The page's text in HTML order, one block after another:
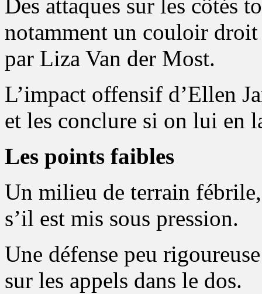
Des attaques sur les côtés
notamment un couloir
par Liza Van der Most.
L’impact offensif d’Ellen
et les conclure si on lui en
Les points faibles
Un milieu de terrain
s’il est mis sous pression.
Une défense peu
sur les appels dans le dos.